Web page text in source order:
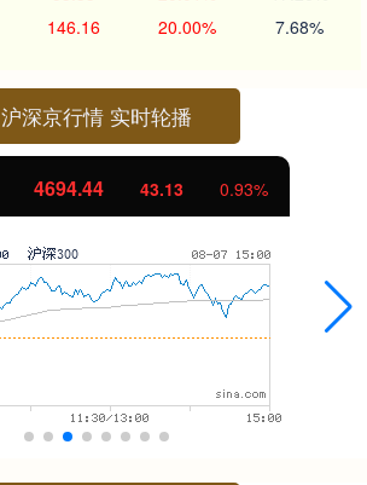
146.16 20.00% 7.68%
沪深京行情 实时轮播
4694.44 43.13 0.93%